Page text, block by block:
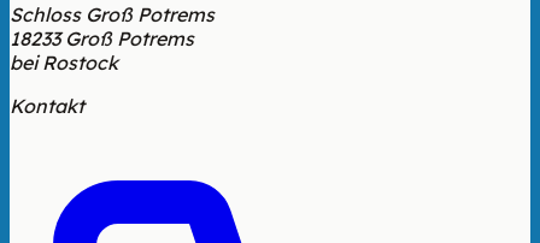
Schloss Groß Potrems
18233 Groß Potrems
bei Rostock
Kontakt